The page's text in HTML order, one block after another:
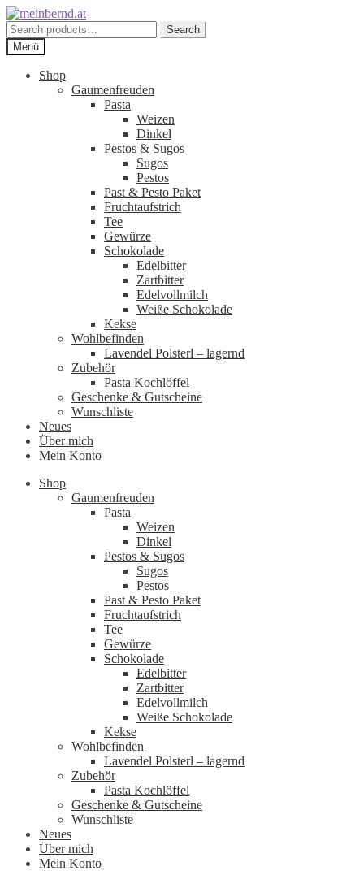
Zur
Navigation
springen
Zum
Inhalt
springen
Search
for:
Search
Menü
Shop
Gaumenfreuden
Pasta
Weizen
Dinkel
Pestos & Sugos
Sugos
Pestos
Past & Pesto Paket
Fruchtaufstrich
Tee
Gewürze
Schokolade
Edelbitter
Zartbitter
Edelvollmilch
Weiße Schokolade
Kekse
Wohlbefinden
Lavendel Polsterl – lagernd
Zubehör
Pasta Kochlöffel
Geschenke & Gutscheine
Wunschliste
Neues
Über mich
Mein Konto
Shop
Gaumenfreuden
Pasta
Weizen
Dinkel
Pestos & Sugos
Sugos
Pestos
Past & Pesto Paket
Fruchtaufstrich
Tee
Gewürze
Schokolade
Edelbitter
Zartbitter
Edelvollmilch
Weiße Schokolade
Kekse
Wohlbefinden
Lavendel Polsterl – lagernd
Zubehör
Pasta Kochlöffel
Geschenke & Gutscheine
Wunschliste
Neues
Über mich
Mein Konto